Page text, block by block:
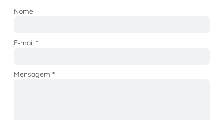
Nome
E-mail*
Mensagem*